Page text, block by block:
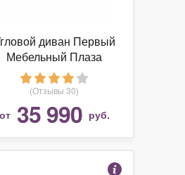
диван Первый
Мебельный Плаза
(Отзывы 30)
от 35 990 руб.